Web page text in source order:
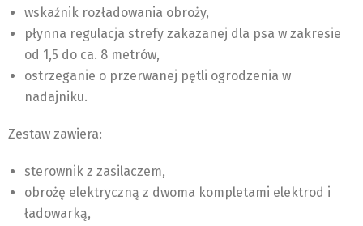
wskaźnik rozładowania obroży,
płynna regulacja strefy zakazanej dla psa w zakresie
od 1,5 do ca. 8 metrów,
ostrzeganie o przerwanej pętli ogrodzenia w
nadajniku.
Zestaw zawiera:
sterownik z zasilaczem,
obrożę elektryczną z dwoma kompletami elektrod i
ładowarką,